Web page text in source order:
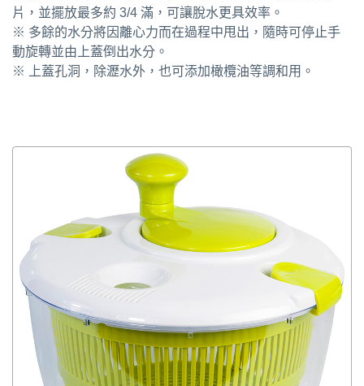
片，並擺放最多約 3/4 滿，可讓脫水更具效率。
※ 多餘的水分將因離心力而在過程中甩出，隨時可停止手
動旋轉並由上蓋倒出水分。
※ 上蓋孔洞，除瀝水外，也可添加橄欖油等調和用。